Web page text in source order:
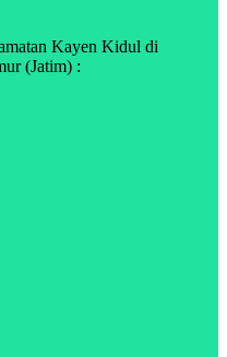
Kayen Kidul di
(Jatim) :